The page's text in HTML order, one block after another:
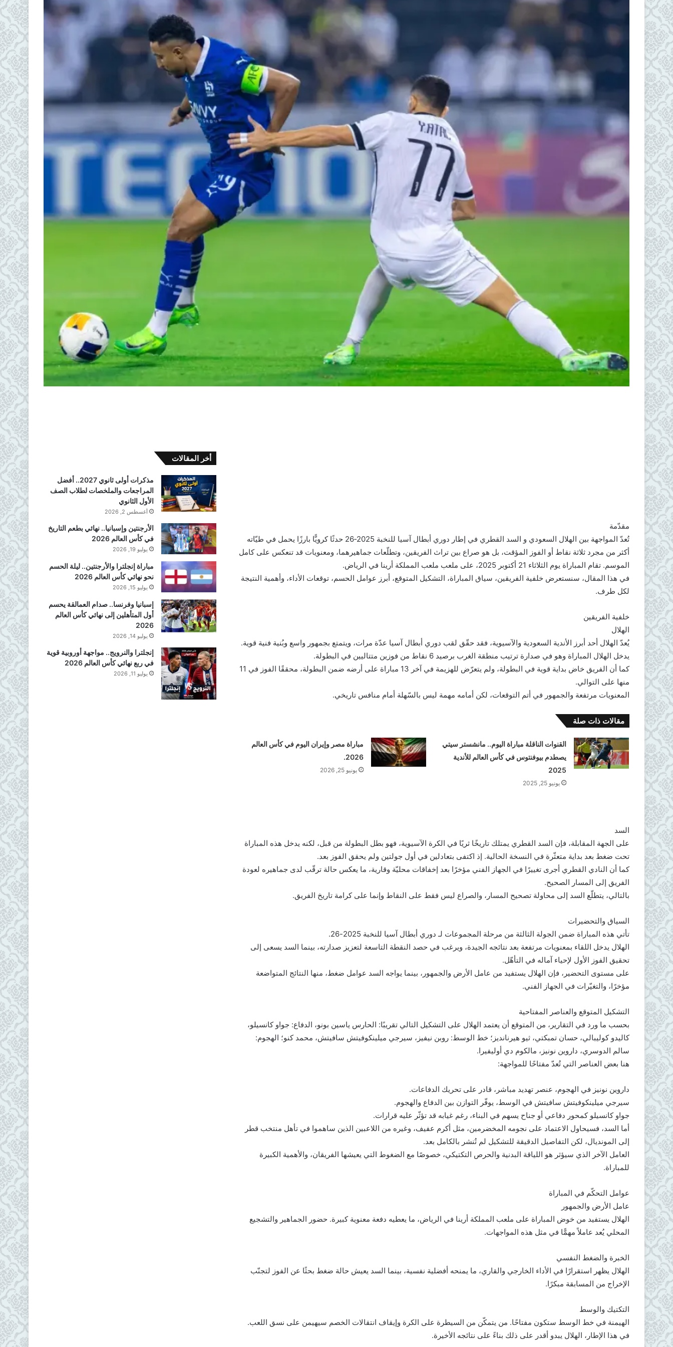
مقدّمة
تُعدّ المواجهة بين الهلال السعودي و السد القطري في إطار دوري أبطال آسيا للنخبة 2025‑26 حدثًا كرويًّا بارزًا يحمل في طيّاته
أكثر من مجرد ثلاثة نقاط أو الفوز المؤقت، بل هو صراع بين تراث الفريقين، وتطلّعات جماهيرهما، ومعنويات قد تنعكس على كامل
الموسم. تقام المباراة يوم الثلاثاء 21 أكتوبر 2025، على ملعب ملعب المملكة أرينا في الرياض.
في هذا المقال، سنستعرض خلفية الفريقين، سياق المباراة، التشكيل المتوقع، أبرز عوامل الحسم، توقعات الأداء، وأهمية النتيجة
لكل طرف.
خلفية الفريقين
الهلال
يُعدّ الهلال أحد أبرز الأندية السعودية والآسيوية، فقد حقّق لقب دوري أبطال آسيا عدّة مرات، ويتمتع بجمهور واسع وبُنية فنية قوية.
يدخل الهلال المباراة وهو في صدارة ترتيب منطقة الغرب برصيد 6 نقاط من فوزين متتاليين في البطولة.
كما أن الفريق خاض بداية قوية في البطولة، ولم يتعرّض للهزيمة في آخر 13 مباراة على أرضه ضمن البطولة، محققًا الفوز في 11
منها على التوالي.
المعنويات مرتفعة والجمهور في أتم التوقعات، لكن أمامه مهمة ليس بالسّهلة أمام منافس تاريخي.
مقالات ذات صلة
القنوات الناقلة مباراة اليوم.. مانشستر سيتي
يصطدم بيوفنتوس في كأس العالم للأندية
2025
يونيو 25, 2025
مباراة مصر وإيران اليوم في كأس العالم
2026.
يونيو 25, 2026
السد
على الجهة المقابلة، فإن السد القطري يمتلك تاريخًا ثريًا في الكرة الآسيوية، فهو بطل البطولة من قبل، لكنه يدخل هذه المباراة
تحت ضغط بعد بداية متعثّرة في النسخة الحالية. إذ اكتفى بتعادلين في أول جولتين ولم يحقق الفوز بعد.
كما أن النادي القطري أجرى تغييرًا في الجهاز الفني مؤخرًا بعد إخفاقات محليّة وقارية، ما يعكس حالة ترقّب لدى جماهيره لعودة
الفريق إلى المسار الصحيح.
بالتالي، يتطلّع السد إلى محاولة تصحيح المسار، والصراع ليس فقط على النقاط وإنما على كرامة تاريخ الفريق.
السياق والتحضيرات
تأتي هذه المباراة ضمن الجولة الثالثة من مرحلة المجموعات لـ دوري أبطال آسيا للنخبة 2025-26.
الهلال يدخل اللقاء بمعنويات مرتفعة بعد نتائجه الجيدة، ويرغب في حصد النقطة التاسعة لتعزيز صدارته، بينما السد يسعى إلى
تحقيق الفوز الأول لإحياء آماله في التأهّل.
على مستوى التحضير، فإن الهلال يستفيد من عامل الأرض والجمهور، بينما يواجه السد عوامل ضغط، منها النتائج المتواضعة
مؤخرًا، والتغيّرات في الجهاز الفني.
التشكيل المتوقع والعناصر المفتاحية
بحسب ما ورد في التقارير، من المتوقع أن يعتمد الهلال على التشكيل التالي تقريبًا: الحارس ياسين بونو، الدفاع: جواو كانسيلو،
كاليدو كوليبالي، حسان تمبكتي، ثيو هيرنانديز؛ خط الوسط: روبن نيفيز، سيرجي ميلينكوفيتش سافيتش، محمد كنو؛ الهجوم:
سالم الدوسري، داروين نونيز، مالكوم دي أوليفيرا.
هنا بعض العناصر التي تُعدّ مفتاحًا للمواجهة:
داروين نونيز في الهجوم، عنصر تهديد مباشر، قادر على تحريك الدفاعات.
سيرجي ميلينكوفيتش سافيتش في الوسط، يوفّر التوازن بين الدفاع والهجوم.
جواو كانسيلو كمحور دفاعي أو جناح يسهم في البناء، رغم غيابه قد تؤثّر عليه قرارات.
أما السد، فسيحاول الاعتماد على نجومه المخضرمين، مثل أكرم عفيف، وغيره من اللاعبين الذين ساهموا في تأهل منتخب قطر
إلى المونديال، لكن التفاصيل الدقيقة للتشكيل لم تُنشر بالكامل بعد.
العامل الآخر الذي سيؤثر هو اللياقة البدنية والحرص التكتيكي، خصوصًا مع الضغوط التي يعيشها الفريقان، والأهمية الكبيرة
للمباراة.
عوامل التحكّم في المباراة
عامل الأرض والجمهور
الهلال يستفيد من خوض المباراة على ملعب المملكة أرينا في الرياض، ما يعطيه دفعة معنوية كبيرة. حضور الجماهير والتشجيع
المحلي يُعد عاملاً مهمًّا في مثل هذه المواجهات.
الخبرة والضغط النفسي
الهلال يظهر استقرارًا في الأداء الخارجي والقاري، ما يمنحه أفضلية نفسية، بينما السد يعيش حالة ضغط بحثًا عن الفوز لتجنّب
الإخراج من المسابقة مبكرًا.
التكتيك والوسط
الهيمنة في خط الوسط ستكون مفتاحًا. من يتمكّن من السيطرة على الكرة وإيقاف انتقالات الخصم سيهيمن على نسق اللعب.
في هذا الإطار، الهلال يبدو أقدر على ذلك بناءً على نتائجه الأخيرة.
أخر المقالات
مذكرات أولى ثانوي 2027.. أفضل
المراجعات والملخصات لطلاب الصف
الأول الثانوي
أغسطس 2, 2026
الأرجنتين وإسبانيا.. نهائي بطعم التاريخ
في كأس العالم 2026
يوليو 19, 2026
مباراة إنجلترا والأرجنتين.. ليلة الحسم
نحو نهائي كأس العالم 2026
يوليو 15, 2026
إسبانيا وفرنسا.. صدام العمالقة يحسم
أول المتأهلين إلى نهائي كأس العالم
2026
يوليو 14, 2026
إنجلترا والنرويج.. مواجهة أوروبية قوية
في ربع نهائي كأس العالم 2026
يوليو 11, 2026